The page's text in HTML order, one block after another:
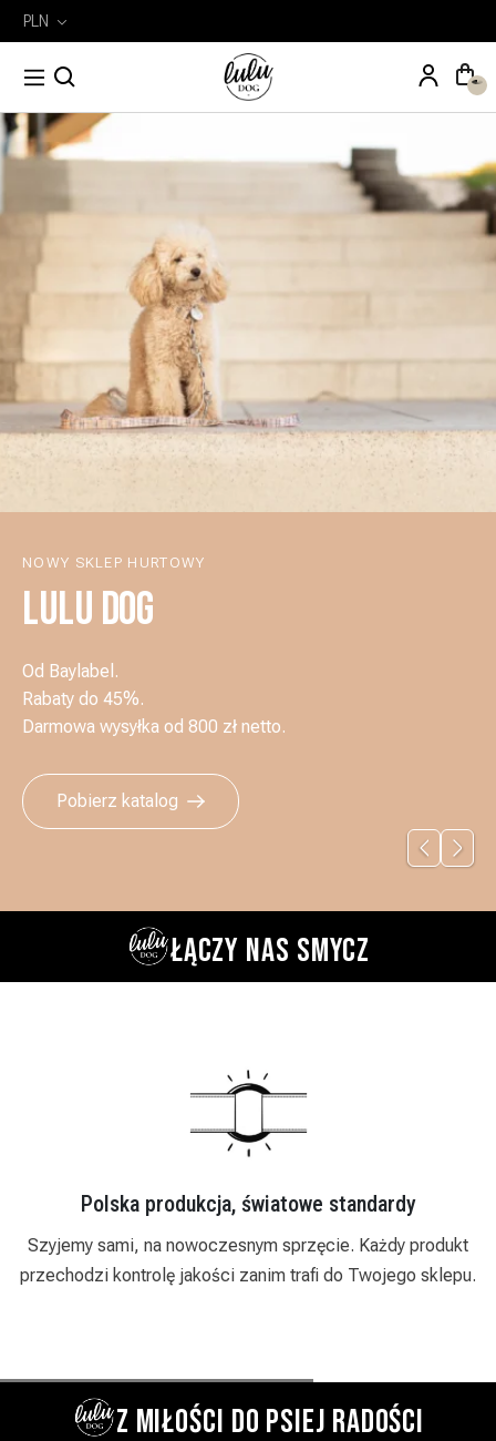
PLN
Wyszukiwarka
produktów
NOWY SKLEP HURTOWY
LULU DOG
Od Baylabel.
Rabaty do 45%.
Darmowa wysyłka od 800 zł netto.
Pobierz katalog
ŁĄCZY NAS SMYCZ
Polska produkcja, światowe standardy
Szyjemy sami, na nowoczesnym sprzęcie. Każdy produkt
przechodzi kontrolę jakości zanim trafi do Twojego sklepu.
Z MIŁOŚCI DO PSIEJ RADOŚCI